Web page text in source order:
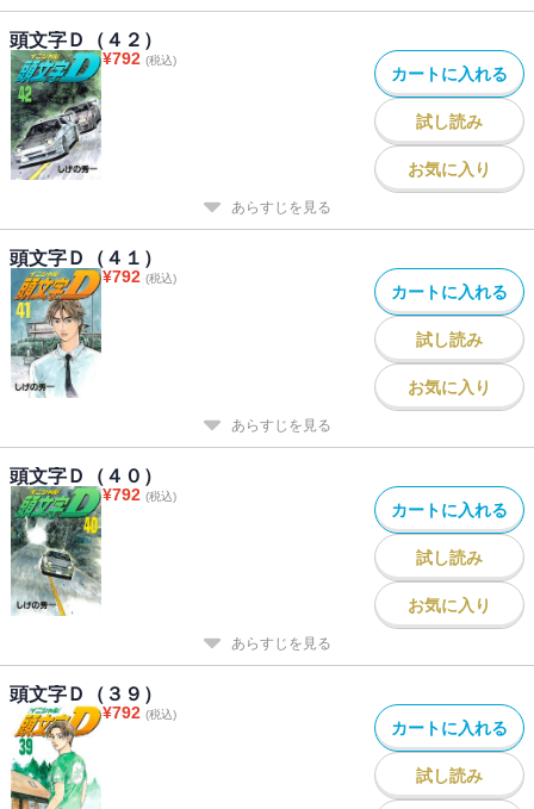
頭文字Ｄ（４２）
¥792 (税込)
カートに入れる
試し読み
お気に入り
あらすじを見る
頭文字Ｄ（４１）
¥792 (税込)
カートに入れる
試し読み
お気に入り
あらすじを見る
頭文字Ｄ（４０）
¥792 (税込)
カートに入れる
試し読み
お気に入り
あらすじを見る
頭文字Ｄ（３９）
¥792 (税込)
カートに入れる
試し読み